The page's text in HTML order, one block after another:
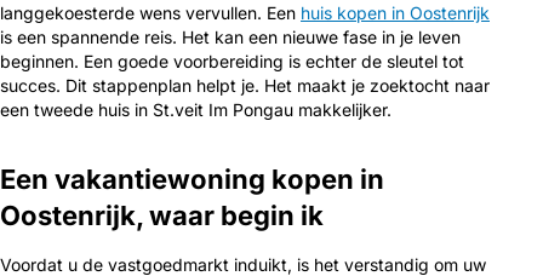
langgekoesterde wens vervullen. Een huis kopen in Oostenrijk
is een spannende reis. Het kan een nieuwe fase in je leven
beginnen. Een goede voorbereiding is echter de sleutel tot
succes. Dit stappenplan helpt je. Het maakt je zoektocht naar
een tweede huis in St.veit Im Pongau makkelijker.
Een vakantiewoning kopen in
Oostenrijk, waar begin ik
Voordat u de vastgoedmarkt induikt, is het verstandig om uw